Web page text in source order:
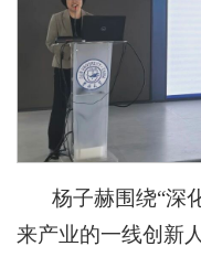
杨子赫围绕“深
来产业的一线创新